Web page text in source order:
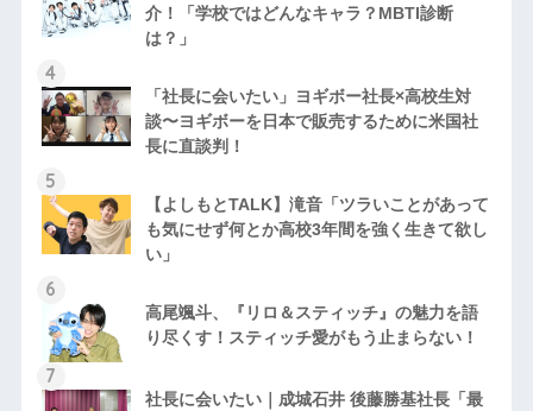
介！「学校ではどんなキャラ？MBTI診断
は？」
「社長に会いたい」ヨギボー社長×高校生対
談〜ヨギボーを日本で販売するために米国社
長に直談判！
【よしもとTALK】滝音「ツラいことがあって
も気にせず何とか高校3年間を強く生きて欲し
い」
高尾颯斗、『リロ＆スティッチ』の魅力を語
り尽くす！スティッチ愛がもう止まらない！
社長に会いたい｜成城石井 後藤勝基社長「最